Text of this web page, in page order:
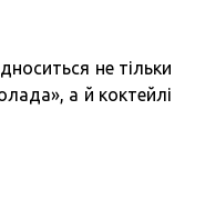
не тільки
а й коктейлі